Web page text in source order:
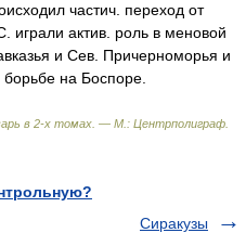
частич. переход от
играли актив. роль в меновой
и Сев. Причерноморья и
на Боспоре.
в 2-х томах. — М.: Центрполиграф
Сиракузы